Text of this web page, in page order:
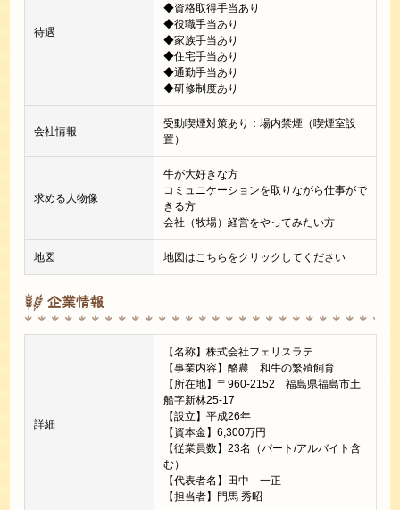
待遇
◆資格取得手当あり
◆役職手当あり
◆家族手当あり
◆住宅手当あり
◆通勤手当あり
◆研修制度あり
会社情報
受動喫煙対策あり：場内禁煙（喫煙室設
置）
求める人物像
牛が大好きな方
コミュニケーションを取りながら仕事がで
きる方
会社（牧場）経営をやってみたい方
地図 地図はこちらをクリックしてください
企業情報
詳細
【名称】株式会社フェリスラテ
【事業内容】酪農 和牛の繁殖飼育
【所在地】〒960-2152 福島県福島市土
船字新林25-17
【設立】平成26年
【資本金】6,300万円
【従業員数】23名（パート/アルバイト含
む）
【代表者名】田中 一正
【担当者】門馬 秀昭